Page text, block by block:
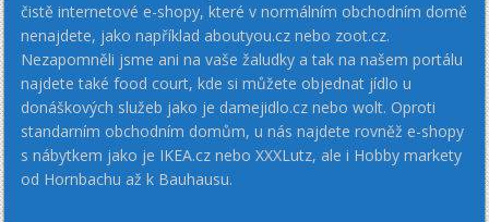
čistě internetové e-shopy, které v normálním obchodním domě
nenajdete, jako například aboutyou.cz nebo zoot.cz.
Nezapomněli jsme ani na vaše žaludky a tak na našem portálu
najdete také food court, kde si můžete objednat jídlo u
donáškových služeb jako je damejidlo.cz nebo wolt. Oproti
standarním obchodním domům, u nás najdete rovněž e-shopy
s nábytkem jako je IKEA.cz nebo XXXLutz, ale i Hobby markety
od Hornbachu až k Bauhausu.